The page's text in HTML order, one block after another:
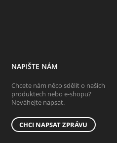
NAPIŠTE NÁM
Chcete nám něco sdělit o našich
produktech nebo e-shopu?
Neváhejte napsat.
CHCI NAPSAT ZPRÁVU